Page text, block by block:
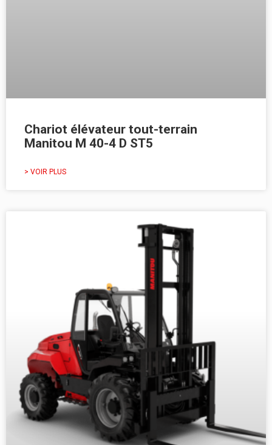
Chariot élévateur tout-terrain
Manitou M 40-4 D ST5
> VOIR PLUS